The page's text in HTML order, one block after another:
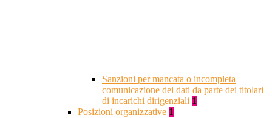
Sanzioni per mancata o incompleta
comunicazione dei dati da parte dei titolari
di incarichi dirigenziali 1
Posizioni organizzative 1